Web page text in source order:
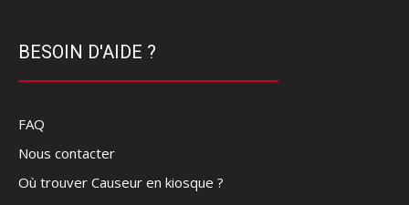
BESOIN D'AIDE ?
FAQ
Nous contacter
Où trouver Causeur en kiosque ?